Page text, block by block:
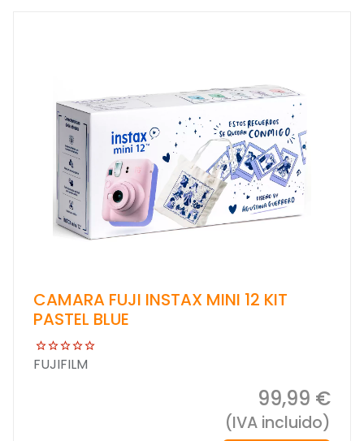
CAMARA FUJI INSTAX MINI 12 KIT
PASTEL BLUE
FUJIFILM
99,99 €
(IVA incluido)